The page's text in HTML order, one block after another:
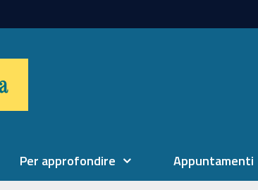
Per approfondire Appuntamenti